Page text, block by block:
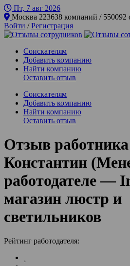
Пт, 7 авг 2026
Москва
Войти /Регистрация
Соискателям
Добавить компанию
Найти компанию
Оставить отзыв
Соискателям
Добавить компанию
Найти компанию
Оставить отзыв
Отзыв работника
Константин
работодателе —
магазин люстр и
светильников
Рейтинг работодателя: